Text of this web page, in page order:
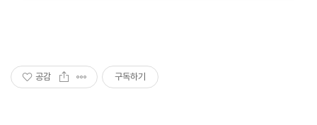
공감 구독하기